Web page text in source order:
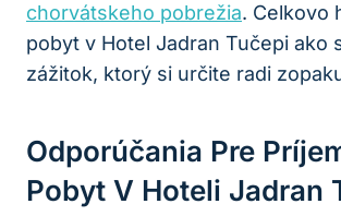
chorvátskeho pobrežia. Celkovo
pobyt v Hotel Jadran Tučepi ako
zážitok, ktorý si určite radi
Odporúčania Pre
Pobyt V Hoteli Jadran